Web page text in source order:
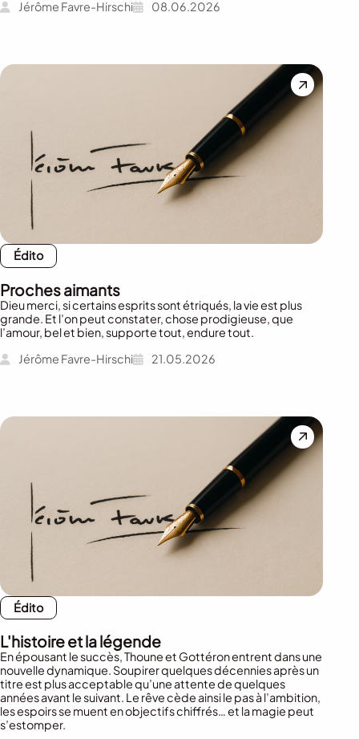
Jérôme Favre-Hirschi 08.06.2026
Édito
Proches aimants
Dieu merci, si certains esprits sont étriqués, la vie est plus
grande. Et l’on peut constater, chose prodigieuse, que
l’amour, bel et bien, supporte tout, endure tout.
Jérôme Favre-Hirschi
21.05.2026
Édito
L'histoire et la légende
En épousant le succès, Thoune et Gottéron entrent dans une
nouvelle dynamique. Soupirer quelques décennies après un
titre est plus acceptable qu’une attente de quelques
années avant le suivant. Le rêve cède ainsi le pas à l’ambition,
les espoirs se muent en objectifs chiffrés… et la magie peut
s’estomper.